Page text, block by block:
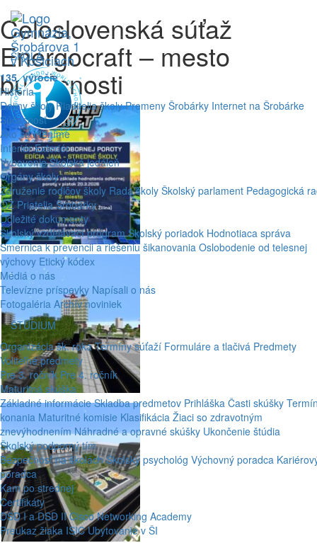
ŠKOLA
135. výročie
História
Dejiny školy Riaditelia školy Premeny Šrobárky Internet na Šrobárke
Súčasnosť
Ako sa meníme
Interiér Exteriér
Vybavenie Školská jedáleň
Orgány školy
Združenie rodičov školy Rada školy Školský parlament Pedagogická
OZ Priatelia Šrobárky
Dôležité dokumenty
Školský vzdelávací program Školský poriadok Hodnotiaca správa
Smernica k prevencii a riešeniu šikanovania Oslobodenie od telesnej
výchovy Etický kódex
Médiá o nás
Televízne príspevky Napísali o nás
Fotogaléria Archív noviniek
ŠTÚDIUM
Organizácia šk. roka Termíny súťaží Formuláre a tlačivá Predmety
Voliteľné predmety
Pre 3. ročník Pre 4. ročník
Maturitná skúška
Základné informácie Skladba predmetov Prihláška Časti skúšky
konania Maturitné komisie Klasifikácia Žiaci so zdravotným
znevýhodnením Náhradné a opravné skúšky Ukončenie štúdia
Školský podporný tím
Bezpečnosť na školách Školský psychológ Výchovný poradca
poradca
Kam po strednej
Certifikáty
DSD I a DSD II Cisco Networking Academy
Preukaz žiaka ISIC Ubytovanie v ŠI
Celoslovenská súťaž
Energocraft – mesto
budúcnosti